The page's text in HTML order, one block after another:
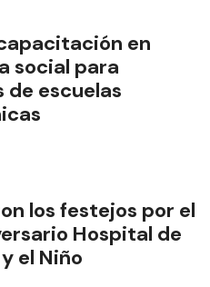
en
social para
de escuelas
los festejos por el
Hospital de
el Niño